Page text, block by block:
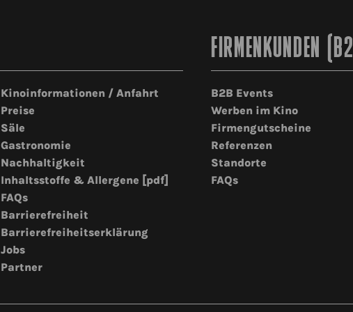
Kinoinformationen / Anfahrt
Preise
Säle
Gastronomie
Nachhaltigkeit
Inhaltsstoffe & Allergene [pdf]
FAQs
Barrierefreiheit
Barrierefreiheitserklärung
Jobs
Partner
FIRMENKUNDEN
B2B Events
Werben im Kino
Firmengutscheine
Referenzen
Standorte
FAQs